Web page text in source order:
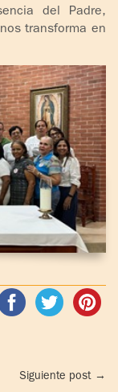
del Padre,
transforma en
Siguiente post →